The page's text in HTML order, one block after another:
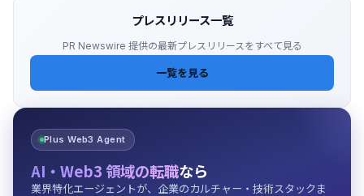
プレスリリース一覧
PR Newswire 提供の最新プレスリリースをすべて見る
一覧を見る
Plus Web3 Agent
AI・Web3 領域の転職なら
業界特化エージェントが、企業のカルチャー・技術スタックま